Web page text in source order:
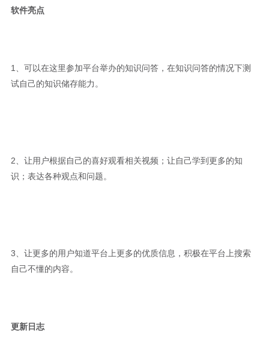
软件亮点
1、可以在这里参加平台举办的知识问答，在知识问答的情况下测
试自己的知识储存能力。
2、让用户根据自己的喜好观看相关视频；让自己学到更多的知
识；表达各种观点和问题。
3、让更多的用户知道平台上更多的优质信息，积极在平台上搜索
自己不懂的内容。
更新日志